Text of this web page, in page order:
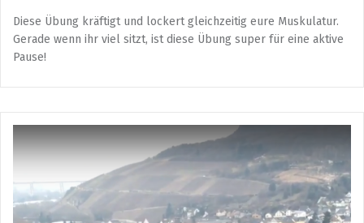
Diese Übung kräftigt und lockert gleichzeitig eure Muskulatur.
Gerade wenn ihr viel sitzt, ist diese Übung super für eine aktive
Pause!